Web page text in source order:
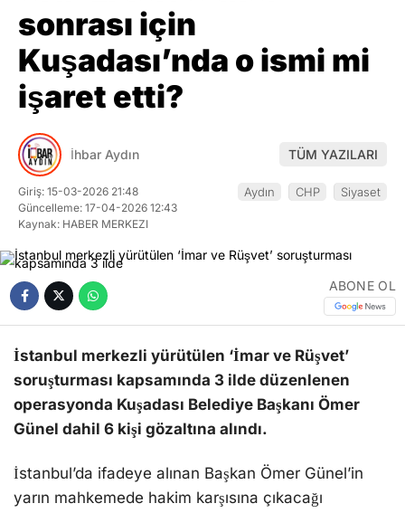
sonrası için
Kuşadası’nda o ismi mi
işaret etti?
İhbar Aydın TÜM YAZILARI
Giriş: 15-03-2026 21:48
Güncelleme: 17-04-2026 12:43
Kaynak: HABER MERKEZI
Aydın CHP Siyaset
ABONE OL
İstanbul merkezli yürütülen ‘İmar ve Rüşvet’
soruşturması kapsamında 3 ilde düzenlenen
operasyonda Kuşadası Belediye Başkanı Ömer
Günel dahil 6 kişi gözaltına alındı.
İstanbul’da ifadeye alınan Başkan Ömer Günel’in
yarın mahkemede hakim karşısına çıkacağı